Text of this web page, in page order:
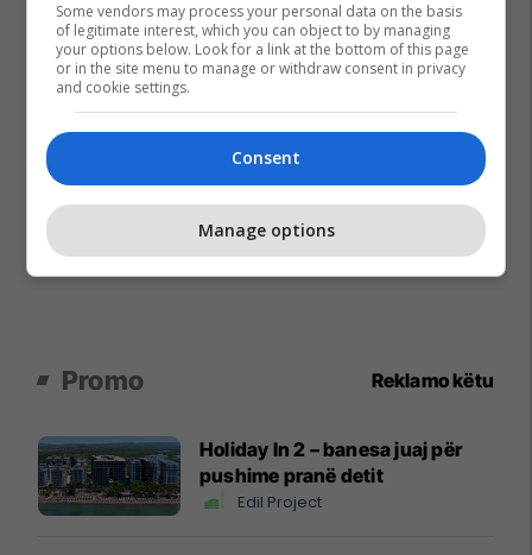
Promo Reklamo këtu
Holiday In 2 – banesa juaj për
pushime pranë detit
Edil Project
Some vendors may process your personal data on the basis
of legitimate interest, which you can object to by managing
your options below. Look for a link at the bottom of this page
or in the site menu to manage or withdraw consent in privacy
and cookie settings.
Consent
Manage options